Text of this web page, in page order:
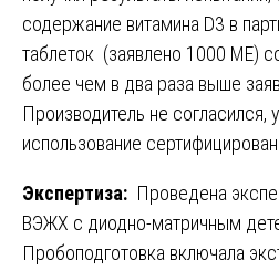
содержание витамина D3 в
таблеток (заявлено 1000 МЕ)
более чем в два раза выше
Производитель не согласился,
использование
Экспертиза: Проведена
ВЭЖХ с диодно-матричным
Пробоподготовка включала